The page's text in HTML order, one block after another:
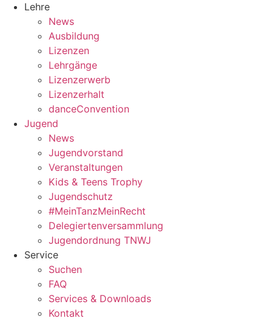
Lehre
News
Ausbildung
Lizenzen
Lehrgänge
Lizenzerwerb
Lizenzerhalt
danceConvention
Jugend
News
Jugendvorstand
Veranstaltungen
Kids & Teens Trophy
Jugendschutz
#MeinTanzMeinRecht
Delegiertenversammlung
Jugendordnung TNWJ
Service
Suchen
FAQ
Services & Downloads
Kontakt